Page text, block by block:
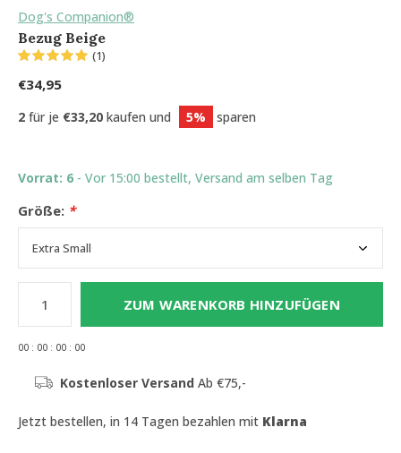
Dog's Companion®
Bezug Beige
(1)
€34,95
2 für je €33,20 kaufen und 5% sparen
Vorrat: 6 - Vor 15:00 bestellt, Versand am selben Tag
Größe: *
ZUM WARENKORB HINZUFÜGEN
00 : 00 : 00 : 00
Kostenloser Versand Ab €75,-
Jetzt bestellen, in 14 Tagen bezahlen mit Klarna